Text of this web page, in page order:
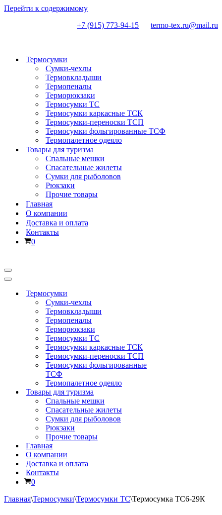
Перейти к содержимому
+7 (915) 773-94-15
termo-tex.ru@mail.ru
Термосумки
Сумки-чехлы
Термовкладыши
Термопеналы
Терморюкзаки
Термосумки ТС
Термосумки каркасные ТСК
Термосумки-переноски ТСП
Термосумки фольгированные ТСФ
Термопалетное одеяло
Товары для туризма
Спальные мешки
Спасательные жилеты
Сумки для рыболовов
Рюкзаки
Прочие товары
Главная
О компании
Доставка и оплата
Контакты
Корзина
0
Меню
навигации
Меню
навигацииТермосумки
Сумки-чехлы
Термовкладыши
Термопеналы
Терморюкзаки
Термосумки ТС
Термосумки каркасные ТСК
Термосумки-переноски ТСП
Термосумки фольгированные
ТСФ
Термопалетное одеяло
Товары для туризма
Спальные мешки
Спасательные жилеты
Сумки для рыболовов
Рюкзаки
Прочие товары
Главная
О компании
Доставка и оплата
Контакты
Корзина
0
Главная\Термосумки\Термосумки ТС\Термосумка ТС6-29К